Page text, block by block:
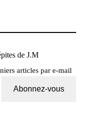
de J.M
articles par e-mail
Abonnez-vous